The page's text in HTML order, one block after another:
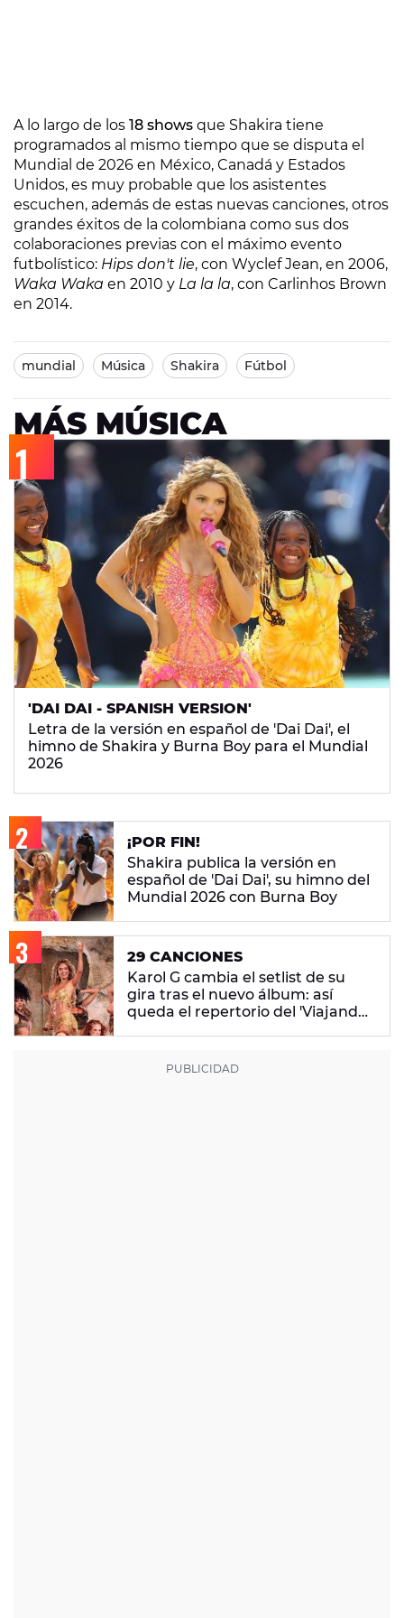
A lo largo de los 18 shows que Shakira tiene
programados al mismo tiempo que se disputa el
Mundial de 2026 en México, Canadá y Estados
Unidos, es muy probable que los asistentes
escuchen, además de estas nuevas canciones, otros
grandes éxitos de la colombiana como sus dos
colaboraciones previas con el máximo evento
futbolístico: Hips don't lie, con Wyclef Jean, en 2006,
Waka Waka en 2010 y La la la, con Carlinhos Brown
en 2014.
mundial Música Shakira Fútbol
MÁS MÚSICA
'DAI DAI - SPANISH VERSION'
Letra de la versión en español de 'Dai Dai', el
himno de Shakira y Burna Boy para el Mundial
2026
¡POR FIN!
Shakira publica la versión en
español de 'Dai Dai', su himno del
Mundial 2026 con Burna Boy
29 CANCIONES
Karol G cambia el setlist de su
gira tras el nuevo álbum: así
queda el repertorio del 'Viajando